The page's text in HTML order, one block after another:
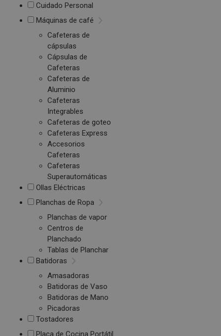
Cuidado Personal
Máquinas de café
Cafeteras de
cápsulas
Cápsulas de
Cafeteras
Cafeteras de
Aluminio
Cafeteras
Integrables
Cafeteras de goteo
Cafeteras Express
Accesorios
Cafeteras
Cafeteras
Superautomáticas
Ollas Eléctricas
Planchas de Ropa
Planchas de vapor
Centros de
Planchado
Tablas de Planchar
Batidoras
Amasadoras
Batidoras de Vaso
Batidoras de Mano
Picadoras
Tostadores
Placa de Cocina Portátil